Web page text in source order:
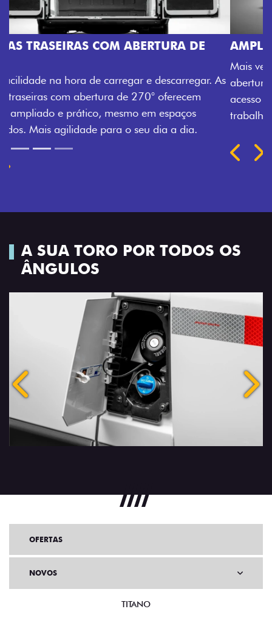
AMPLA ABERTURA DA PORTA LATERAL
Mais versatilidade para o seu carregamento. A ampla
abertura da porta lateral do Novo Ducato facilita o
acesso à carga, otimizando tempo e tornando o
trabalho mais eficiente, onde quer que você esteja.
Previous
Next
A SUA TORO POR TODOS OS
ÂNGULOS
Anterior
OFERTAS
NOVOS
TITANO